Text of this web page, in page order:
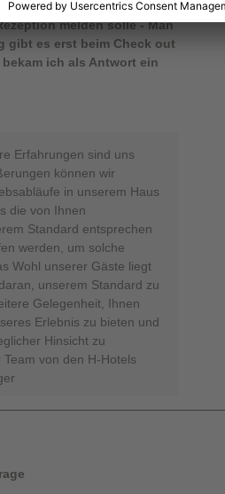
mein Kennzeichen nicht
melden solle - Man
gibt es erst beim Check out
ich als Antwort ein
Erfahrungen sind uns
können wir
in unserem Haus
die von Ihnen
Standard entsprechen
werden, um solche
Wohl unserer Gäste liegt
unserem Standard zu
Gelegenheit, Ihnen
Erlebnis zu bieten und
Hinsicht zu
von den H-Hotels